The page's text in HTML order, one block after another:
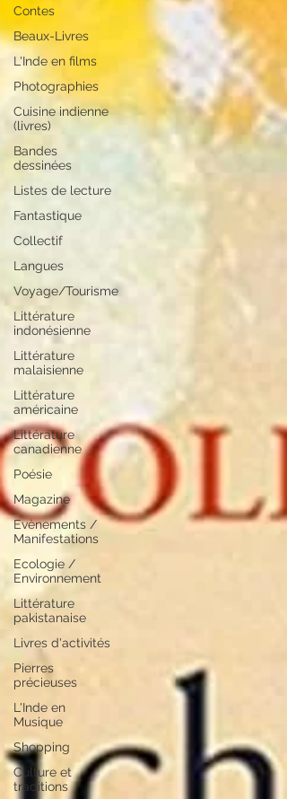
Contes
Beaux-Livres
L'Inde en films
Photographies
Cuisine indienne
(livres)
Bandes
dessinées
Listes de lecture
Fantastique
Collectif
Langues
Voyage/Tourisme
Littérature
indonésienne
Littérature
malaisienne
Littérature
américaine
Littérature
canadienne
Poésie
Magazine
Evènements /
Manifestations
Ecologie /
Environnement
Littérature
pakistanaise
Livres d'activités
Pierres
précieuses
L'Inde en
Musique
Shopping
Culture et
traditions